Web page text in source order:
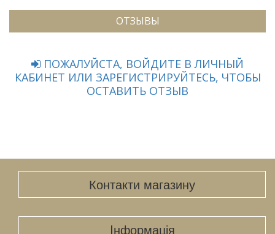
ОТЗЫВЫ
ПОЖАЛУЙСТА, ВОЙДИТЕ В ЛИЧНЫЙ
КАБИНЕТ ИЛИ ЗАРЕГИСТРИРУЙТЕСЬ, ЧТОБЫ
ОСТАВИТЬ ОТЗЫВ
Контакти магазину
Iнформація